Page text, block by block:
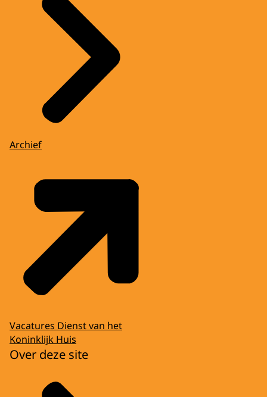
Archief
Vacatures Dienst van het
Koninklijk Huis
Over deze site